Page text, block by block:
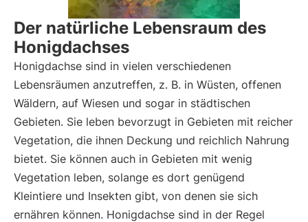
Der natürliche Lebensraum des
Honigdachses
Honigdachse sind in vielen verschiedenen
Lebensräumen anzutreffen, z. B. in Wüsten, offenen
Wäldern, auf Wiesen und sogar in städtischen
Gebieten. Sie leben bevorzugt in Gebieten mit reicher
Vegetation, die ihnen Deckung und reichlich Nahrung
bietet. Sie können auch in Gebieten mit wenig
Vegetation leben, solange es dort genügend
Kleintiere und Insekten gibt, von denen sie sich
ernähren können. Honigdachse sind in der Regel